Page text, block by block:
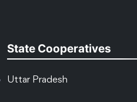
State Cooperatives
Uttar Pradesh